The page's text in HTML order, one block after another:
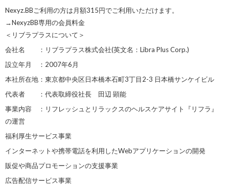
Nexyz.BBご利用の方は月額315円でご利用いただけます。
→NexyzBB専用の会員料金
＜リブラプラスについて＞
会社名 ：リブラプラス株式会社(英文名：Libra Plus Corp.)
設立年月 ：2007年6月
本社所在地：東京都中央区日本橋本石町3丁目2-3 日本橋サンケイビル
代表者 ：代表取締役社長 田辺 顕能
事業内容 ：リフレッシュとリラックスのヘルスケアサイト『リフラ』
の運営
福利厚生サービス事業
インターネットや携帯電話を利用したWebアプリケーションの開発
販促や商品プロモーションの支援事業
広告配信サービス事業